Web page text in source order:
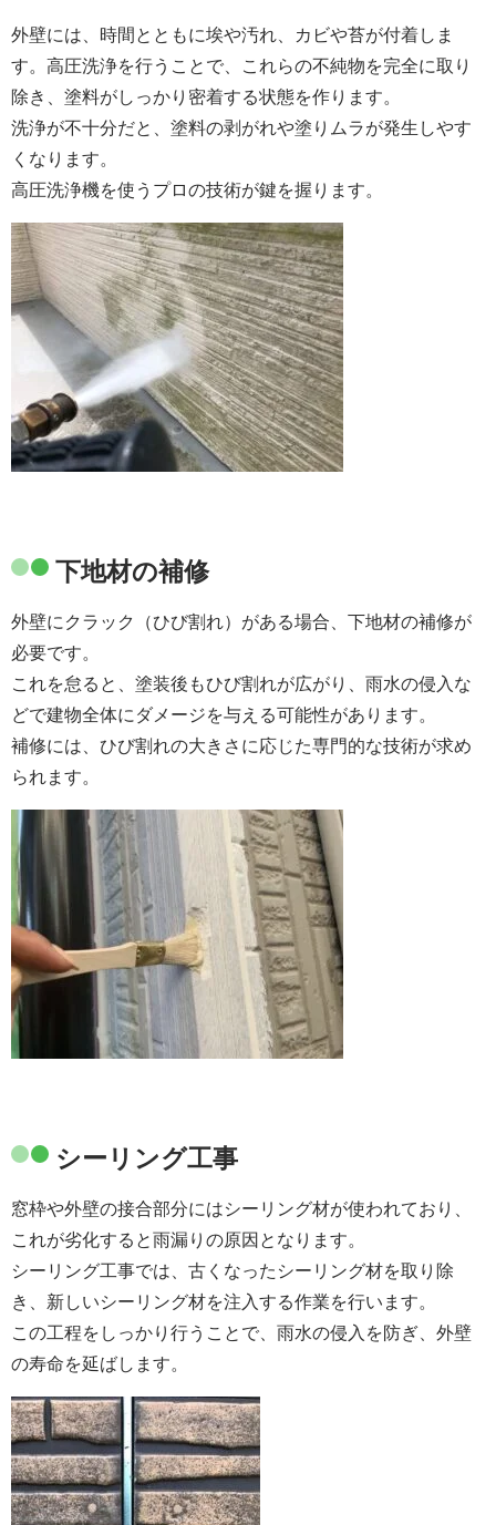
外壁には、時間とともに埃や汚れ、カビや苔が付着しま
す。高圧洗浄を行うことで、これらの不純物を完全に取り
除き、塗料がしっかり密着する状態を作ります。
洗浄が不十分だと、塗料の剥がれや塗りムラが発生しやす
くなります。
高圧洗浄機を使うプロの技術が鍵を握ります。
下地材の補修
外壁にクラック（ひび割れ）がある場合、下地材の補修が
必要です。
これを怠ると、塗装後もひび割れが広がり、雨水の侵入な
どで建物全体にダメージを与える可能性があります。
補修には、ひび割れの大きさに応じた専門的な技術が求め
られます。
シーリング工事
窓枠や外壁の接合部分にはシーリング材が使われており、
これが劣化すると雨漏りの原因となります。
シーリング工事では、古くなったシーリング材を取り除
き、新しいシーリング材を注入する作業を行います。
この工程をしっかり行うことで、雨水の侵入を防ぎ、外壁
の寿命を延ばします。